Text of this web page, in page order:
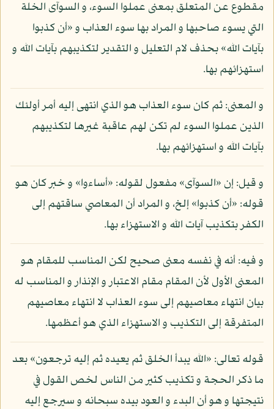
مقطوع عن المتعلق بمعنى عملوا السوء، و السوآى الخلة
التي يسوء صاحبها و المراد بها سوء العذاب و «أن كذبوا
بآيات الله» بحذف لام التعليل و التقدير لتكذيبهم بآيات الله و
استهزائهم بها.
و المعنى: ثم كان سوء العذاب هو الذي انتهى إليه أمر أولئك
الذين عملوا السوء لم تكن لهم عاقبة غيرها لتكذيبهم
بآيات الله و استهزائهم بها.
و قيل: إن «السوآى» مفعول لقوله: «أساءوا» و خبر كان هو
قوله: «أن كذبوا» إلخ، و المراد أن المعاصي ساقتهم إلى
الكفر بتكذيب آيات الله و الاستهزاء بها.
و فيه: أنه في نفسه معنى صحيح لكن المناسب للمقام هو
المعنى الأول لأن المقام مقام الاعتبار و الإنذار و المناسب له
بيان انتهاء معاصيهم إلى سوء العذاب لا انتهاء معاصيهم
المتفرقة إلى التكذيب و الاستهزاء الذي هو أعظمها.
قوله تعالى: «الله يبدأ الخلق ثم يعيده ثم إليه ترجعون» بعد
ما ذكر الحجة و تكذيب كثير من الناس لخص القول في
نتيجتها و هو أن البدء و العود بيده سبحانه و سيرجع إليه